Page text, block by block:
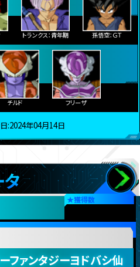
トランクス：青年期 孫悟空：ＧＴ
チルド フリーザ
:2024年04月14日
★獲得数
ファンタジーヨドバシ仙